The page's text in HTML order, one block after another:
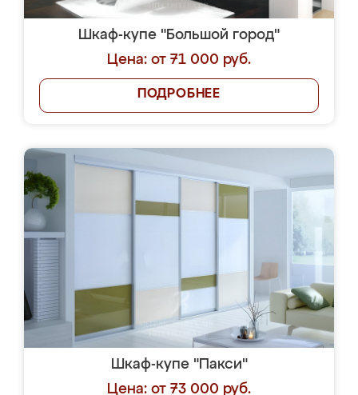
Шкаф-купе "Большой город"
Цена: от 71 000 руб.
ПОДРОБНЕЕ
Шкаф-купе "Пакси"
Цена: от 73 000 руб.